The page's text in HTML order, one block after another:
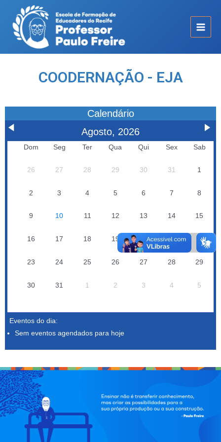
COODERNAÇÃO - EJA
Calendário
Agosto, 2026
Dom Seg Ter Qua Qui Sex Sab
26 27 28 29 30 31 1
2 3 4 5 6 7 8
9 10 11 12 13 14 15
16 17 18 19 20 21 22
23 24 25 26 27 28 29
30 31 1 2 3 4 5
Eventos do dia:
Sem eventos agendados para hoje